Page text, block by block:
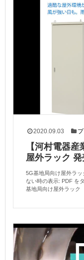
2020.09.03
【河村電器
屋外ラック 発
5G基地局向け屋外ラ
ない時の表示: PDF を
基地局向け屋外ラッ